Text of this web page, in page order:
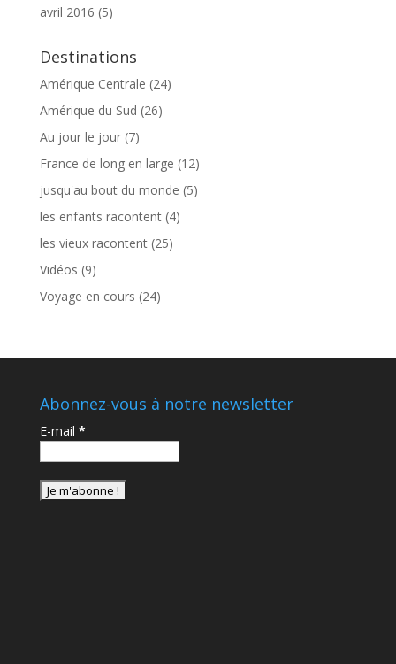
avril 2016 (5)
Destinations
Amérique Centrale (24)
Amérique du Sud (26)
Au jour le jour(7)
France de long en large (12)
jusqu'au bout du monde (5)
les enfants racontent(4)
les vieux racontent(25)
Vidéos (9)
Voyage en cours (24)
Abonnez-vous à notre newsletter
E-mail *